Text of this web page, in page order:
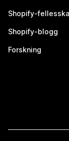
Shopify-
Shopify-blogg
Forskning